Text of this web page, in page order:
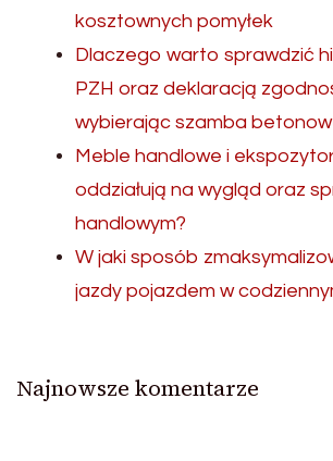
kosztownych pomyłek
Dlaczego warto sprawdzić
PZH oraz deklaracją
wybierając szamba
Meble handlowe i
oddziałują na wygląd oraz
handlowym?
W jaki sposób
jazdy pojazdem w
Najnowsze komentarze